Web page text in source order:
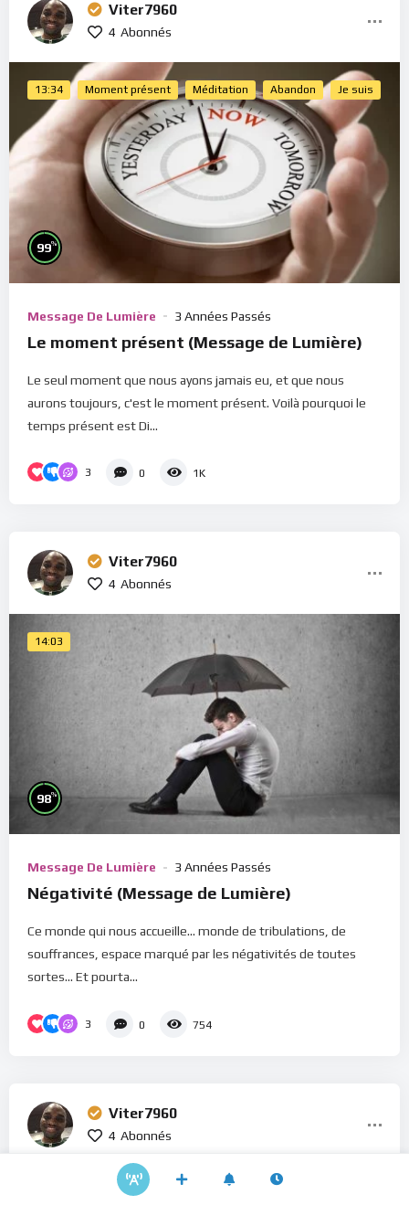
Viter7960
4 Abonnés
13:34 Moment présent Méditation Abandon Je suis
99%
Message De Lumière 3 Années Passés
Le moment présent (Message de Lumière)
Le seul moment que nous ayons jamais eu, et que nous
aurons toujours, c'est le moment présent. Voilà pourquoi le
temps présent est Di...
3 0 1K
Viter7960
4 Abonnés
14:03
98%
Message De Lumière 3 Années Passés
Négativité (Message de Lumière)
Ce monde qui nous accueille... monde de tribulations, de
souffrances, espace marqué par les négativités de toutes
sortes... Et pourta...
3 0 754
Viter7960
4 Abonnés